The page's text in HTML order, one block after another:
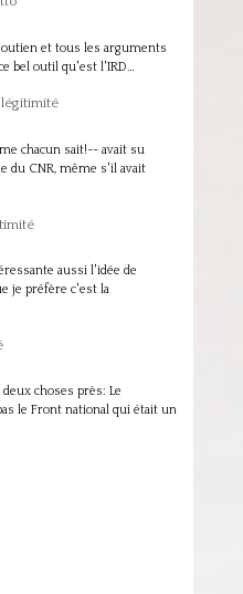
et tous les arguments
bel outil qu'est l'IRD…
chacun sait!-- avait su
du CNR, même s'il avait
aussi l'idée de
je préfère c'est la
choses près: Le
le Front national qui était un